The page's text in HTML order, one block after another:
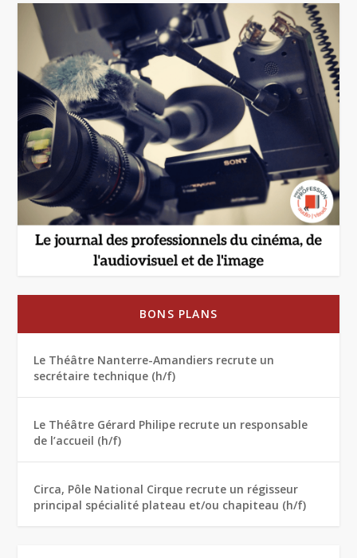
BONS PLANS
Le Théâtre Nanterre-Amandiers recrute un
secrétaire technique (h/f)
Le Théâtre Gérard Philipe recrute un responsable
de l’accueil (h/f)
Circa, Pôle National Cirque recrute un régisseur
principal spécialité plateau et/ou chapiteau (h/f)